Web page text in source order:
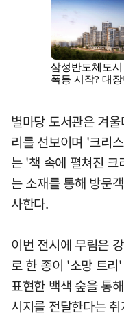
별마당 도서관은 겨
리를 선보이며 '크리
는 '책 속에 펼쳐진
는 소재를 통해 방문
사한다.
이번 전시에 무림은
로 한 종이 '소망 트
표현한 백색 숲을 통
시지를 전달한다는 취